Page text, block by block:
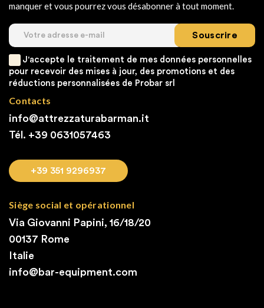
manquer et vous pourrez vous désabonner à tout moment.
Souscrire
J'accepte le traitement de mes données personnelles
pour recevoir des mises à jour, des promotions et des
réductions personnalisées de Probar srl
Contacts
info@attrezzaturabarman.it
Tél. +39 0631057463
+39 351 9296937
Siège social et opérationnel
Via Giovanni Papini, 16/18/20
00137 Rome
Italie
info@bar-equipment.com